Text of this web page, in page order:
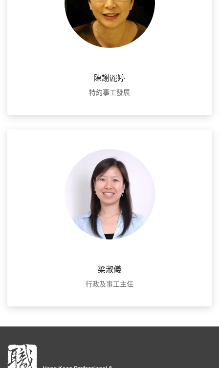
陳謝麗婷
特約事工發展
梁淑儀
行政及事工主任